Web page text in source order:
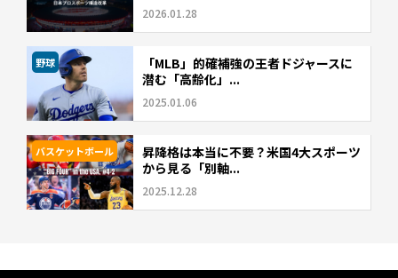
2026.01.28
野球
「MLB」的確補強の王者ドジャースに
潜む「高齢化」...
2025.01.06
バスケットボール
昇降格は本当に不要？米国4大スポーツ
から見る「別軸...
2025.12.28